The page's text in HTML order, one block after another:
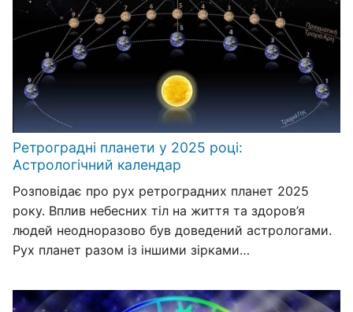
Ретроградні планети у 2025 році:
Астрологічний календар
Розповідає про рух ретроградних планет 2025
року. Вплив небесних тіл на життя та здоров’я
людей неодноразово був доведений астрологами.
Рух планет разом із іншими зірками…